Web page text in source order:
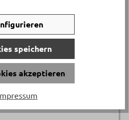
speichern
akzeptieren